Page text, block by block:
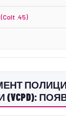
.45)
(VCPD):